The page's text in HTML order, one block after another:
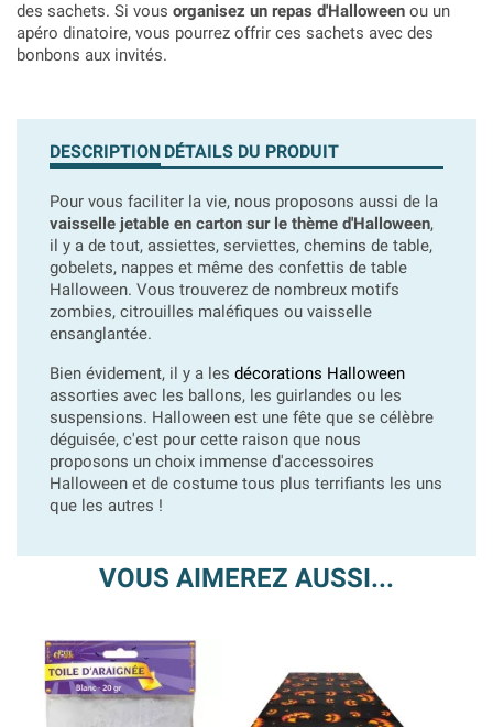
des sachets. Si vous organisez un repas d'Halloween ou un
apéro dinatoire, vous pourrez offrir ces sachets avec des
bonbons aux invités.
DESCRIPTION DÉTAILS DU PRODUIT
Pour vous faciliter la vie, nous proposons aussi de la
vaisselle jetable en carton sur le thème d'Halloween,
il y a de tout, assiettes, serviettes, chemins de table,
gobelets, nappes et même des confettis de table
Halloween. Vous trouverez de nombreux motifs
zombies, citrouilles maléfiques ou vaisselle
ensanglantée.
Bien évidement, il y a les décorations Halloween
assorties avec les ballons, les guirlandes ou les
suspensions. Halloween est une fête que se célèbre
déguisée, c'est pour cette raison que nous
proposons un choix immense d'accessoires
Halloween et de costume tous plus terrifiants les uns
que les autres !
VOUS AIMEREZ AUSSI...